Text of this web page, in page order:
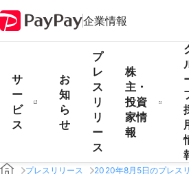
企業情報
サ
ー
ビ
ス
お
知
ら
せ
プ
レ
ス
リ
リ
ー
ス
株
主・
投資
家情
報
プレスリリース
2020年8月5日のプレス